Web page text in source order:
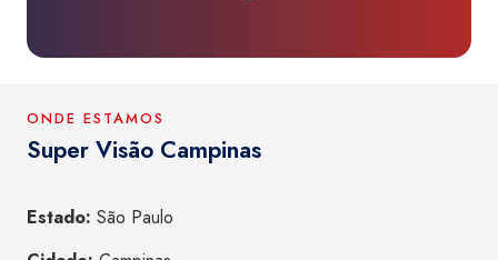
ONDE ESTAMOS
Super Visão Campinas
Estado: São Paulo